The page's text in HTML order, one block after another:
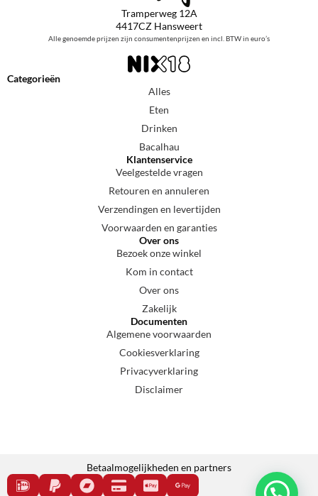
Tramperweg 12A
4417CZ Hansweert
Alle genoemde prijzen zijn consumentenprijzen en incl. BTW in euro’s
Categorieën
Alles
Eten
Drinken
Bacalhau
Klantenservice
Veelgestelde vragen
Retouren en annuleren
Verzendingen en levertijden
Voorwaarden en garanties
Over ons
Bezoek onze winkel
Kom in contact
Over ons
Zakelijk
Documenten
Algemene voorwaarden
Cookiesverklaring
Privacyverklaring
Disclaimer
Betaalmogelijkheden en partners